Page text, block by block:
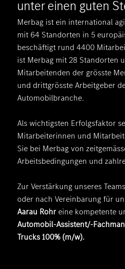
unter einen guten
Merbag ist ein international
mit 64 Standorten in 5
beschäftigt rund 4400
ist Merbag mit 28 Standorten
Mitarbeitenden der grösste
und drittgrösste Arbeitgeber
Automobilbranche.
Als wichtigsten Erfolgsfaktor
Mitarbeiterinnen und
Sie bei Merbag von
Arbeitsbedingungen und
Zur Verstärkung unseres
oder nach Vereinbarung für
Aarau Rohr eine kompetente
Automobil-Assistent/-
Trucks 100% (m/w).